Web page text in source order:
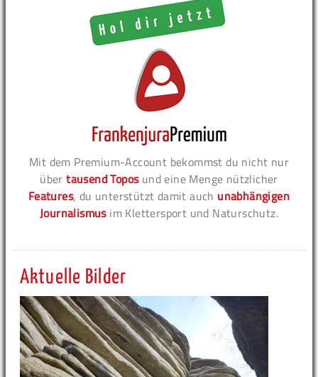
Mit dem Premium-Account bekommst du nicht nur
übertausend Toposund eine Menge nützlicher
Features, du unterstützt damit auch unabhängigen
Journalismusim Klettersport und Naturschutz.
Aktuelle Bilder